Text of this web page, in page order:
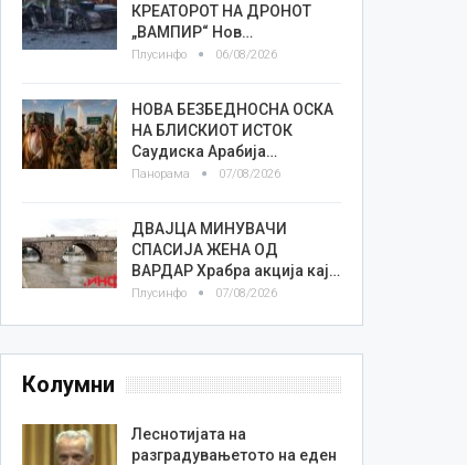
КРЕАТОРОТ НА ДРОНОТ
„ВАМПИР“ Нов…
Плусинфо 06/08/2026
НОВА БЕЗБЕДНОСНА ОСКА
НА БЛИСКИОТ ИСТОК
Саудиска Арабија…
Панорама 07/08/2026
ДВАЈЦА МИНУВАЧИ
СПАСИЈА ЖЕНА ОД
ВАРДАР Храбра акција кај…
Плусинфо 07/08/2026
Колумни
Леснотијата на
разградувањетото на еден